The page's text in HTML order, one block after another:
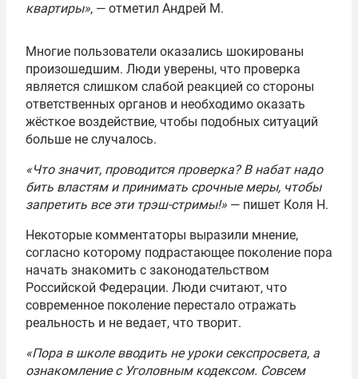
квартиры», — отметил Андрей М.
Многие пользователи оказались шокированы
произошедшим. Люди уверены, что проверка
является слишком слабой реакцией со стороны
ответственных органов и необходимо оказать
жёсткое воздействие, чтобы подобных ситуаций
больше не случалось.
«Что значит, проводится проверка? В набат надо
бить властям и принимать срочные меры, чтобы
запретить все эти трэш-стримы!» — пишет Коля Н.
Некоторые комментаторы выразили мнение,
согласно которому подрастающее поколение пора
начать знакомить с законодательством
Российской Федерации. Люди считают, что
современное поколение перестало отражать
реальность и не ведает, что творит.
«Пора в школе вводить не уроки секспросвета, а
ознакомление с Уголовным кодексом. Совсем